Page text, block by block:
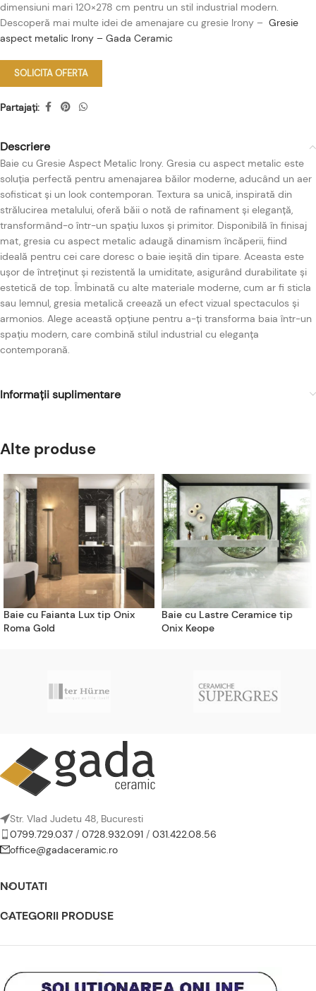
dimensiuni mari 120×278 cm pentru un stil industrial modern.
Descoperă mai multe idei de amenajare cu gresie Irony – Gresie
aspect metalic Irony – Gada Ceramic
SOLICITA OFERTA
Partajați:
Descriere
Baie cu Gresie Aspect Metalic Irony. Gresia cu aspect metalic este
soluția perfectă pentru amenajarea băilor moderne, aducând un aer
sofisticat și un look contemporan. Textura sa unică, inspirată din
strălucirea metalului, oferă băii o notă de rafinament și eleganță,
transformând-o într-un spațiu luxos și primitor. Disponibilă în finisaj
mat, gresia cu aspect metalic adaugă dinamism încăperii, fiind
ideală pentru cei care doresc o baie ieșită din tipare. Aceasta este
ușor de întreținut și rezistentă la umiditate, asigurând durabilitate și
estetică de top. Îmbinată cu alte materiale moderne, cum ar fi sticla
sau lemnul, gresia metalică creează un efect vizual spectaculos și
armonios. Alege această opțiune pentru a-ți transforma baia într-un
spațiu modern, care combină stilul industrial cu eleganța
contemporană.
Informații suplimentare
Alte produse
Baie cu Faianta Lux tip Onix
Roma Gold
Baie cu Lastre Ceramice tip
Onix Keope
Str. Vlad Judetu 48, Bucuresti
0799.729.037 / 0728.932.091 / 031.422.08.56
office@gadaceramic.ro
NOUTATI
CATEGORII PRODUSE